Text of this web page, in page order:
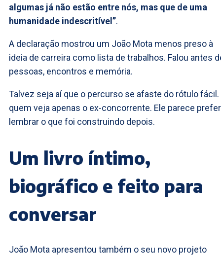
algumas já não estão entre nós, mas que de uma
humanidade indescritível”.
A declaração mostrou um João Mota menos preso à
ideia de carreira como lista de trabalhos. Falou antes
pessoas, encontros e memória.
Talvez seja aí que o percurso se afaste do rótulo fácil.
quem veja apenas o ex-concorrente. Ele parece
lembrar o que foi construindo depois.
Um livro íntimo,
biográfico e feito para
conversar
João Mota apresentou também o seu novo projeto